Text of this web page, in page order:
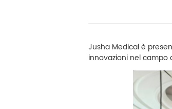
Jusha Medical è
innovazioni nel campo